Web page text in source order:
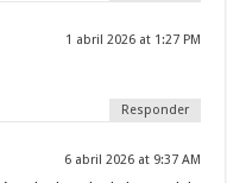
1 abril 2026 at 1:27 PM
Responder
6 abril 2026 at 9:37 AM